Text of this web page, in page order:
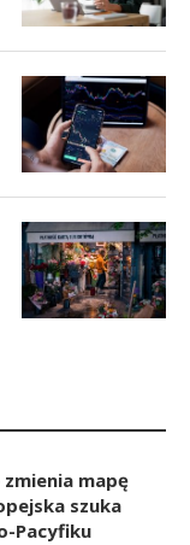
mapę
szuka
Pacyfiku